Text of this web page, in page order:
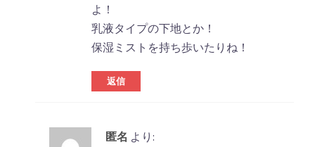
よ！
乳液タイプの下地とか！
保湿ミストを持ち歩いたりね！
返信
匿名 より: